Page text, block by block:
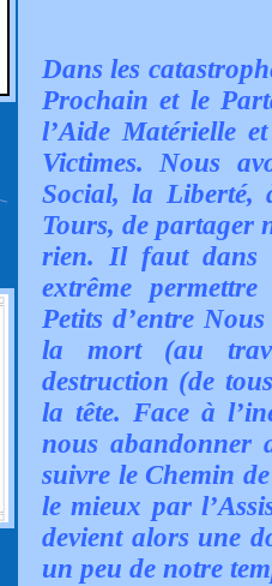
Dans les
Prochain et le
l’Aide Matérielle
Victimes. Nous
Social, la Liberté,
Tours, de partager
rien. Il faut dans
extrême
Petits d’entre
la mort (au
destruction (de
la tête. Face à
nous abandonner
suivre le Chemin
le mieux par
devient alors une
un peu de notre